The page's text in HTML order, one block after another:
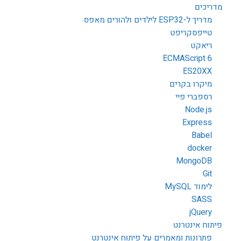
מדריכים
מדריך ל-ESP32 לילדים ולהורים מאפס
טייפסקריפט
ריאקט
ECMAScript 6
ES20XX
מיקרו בקרים
רספברי פיי
Node.js
Express
Babel
docker
MongoDB
Git
לימוד MySQL
SASS
jQuery
פיתוח אינטרנט
פתרונות ומאמרים על פיתוח אינטרנט